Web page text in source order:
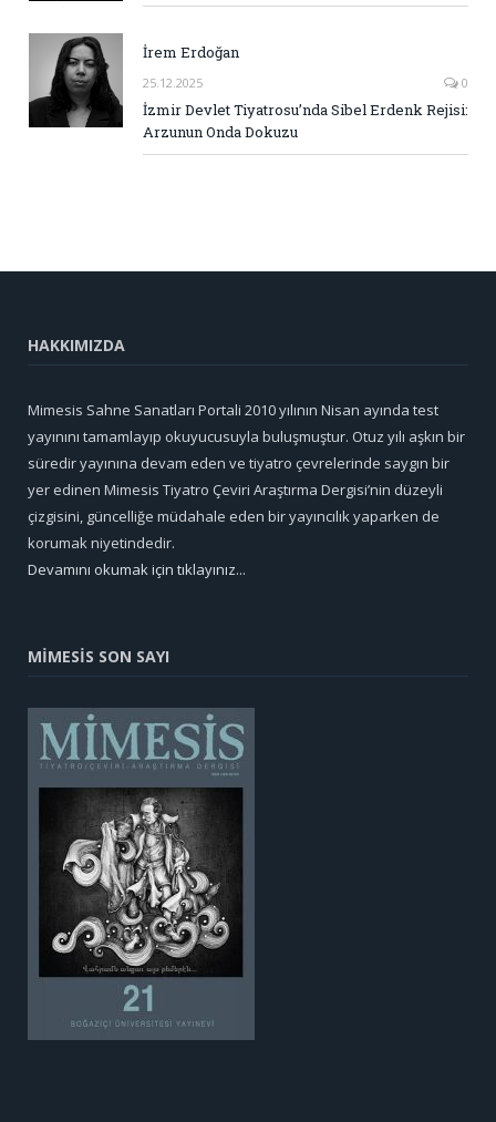
İrem Erdoğan
25.12.2025 0
İzmir Devlet Tiyatrosu’nda Sibel Erdenk Rejisi:
Arzunun Onda Dokuzu
HAKKIMIZDA
Mimesis Sahne Sanatları Portali 2010 yılının Nisan ayında test
yayınını tamamlayıp okuyucusuyla buluşmuştur. Otuz yılı aşkın bir
süredir yayınına devam eden ve tiyatro çevrelerinde saygın bir
yer edinen Mimesis Tiyatro Çeviri Araştırma Dergisi’nin düzeyli
çizgisini, güncelliğe müdahale eden bir yayıncılık yaparken de
korumak niyetindedir.
Devamını okumak için tıklayınız...
MİMESİS SON SAYI